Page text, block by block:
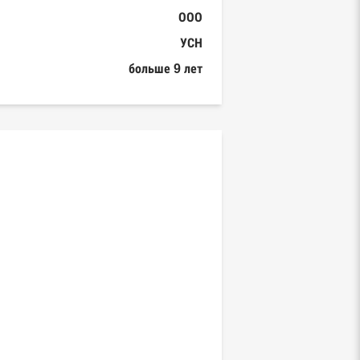
ООО
УСН
больше 9 лет